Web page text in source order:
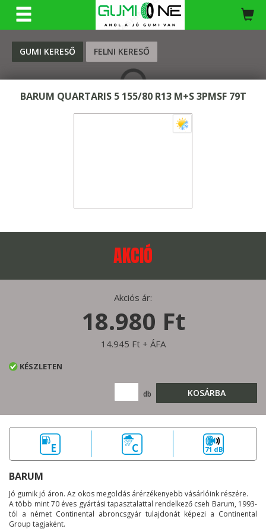
GUMI KERESŐ FELNI KERESŐ
KERESÉS
BARUM QUARTARIS 5 155/80 R13 M+S 3PMSF 79T
AKCIÓ
Akciós ár:
18.980 Ft
14.945 Ft + ÁFA
KÉSZLETEN
db KOSÁRBA
E C 71 dB
BARUM
Jó gumik jó áron. Az okos megoldás árérzékenyebb vásárlóink részére.
A több mint 70 éves gyártási tapasztalattal rendelkező cseh Barum, 1993-
tól a német Continental abroncsgyár tulajdonát képezi a Continental
Group tagjaként.